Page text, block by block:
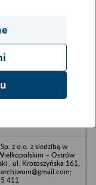
Biuro Inwestycji Sp z
z o.o. z siedzibą w
– Ostrów
, ul. Krotoszyńska 161;
411